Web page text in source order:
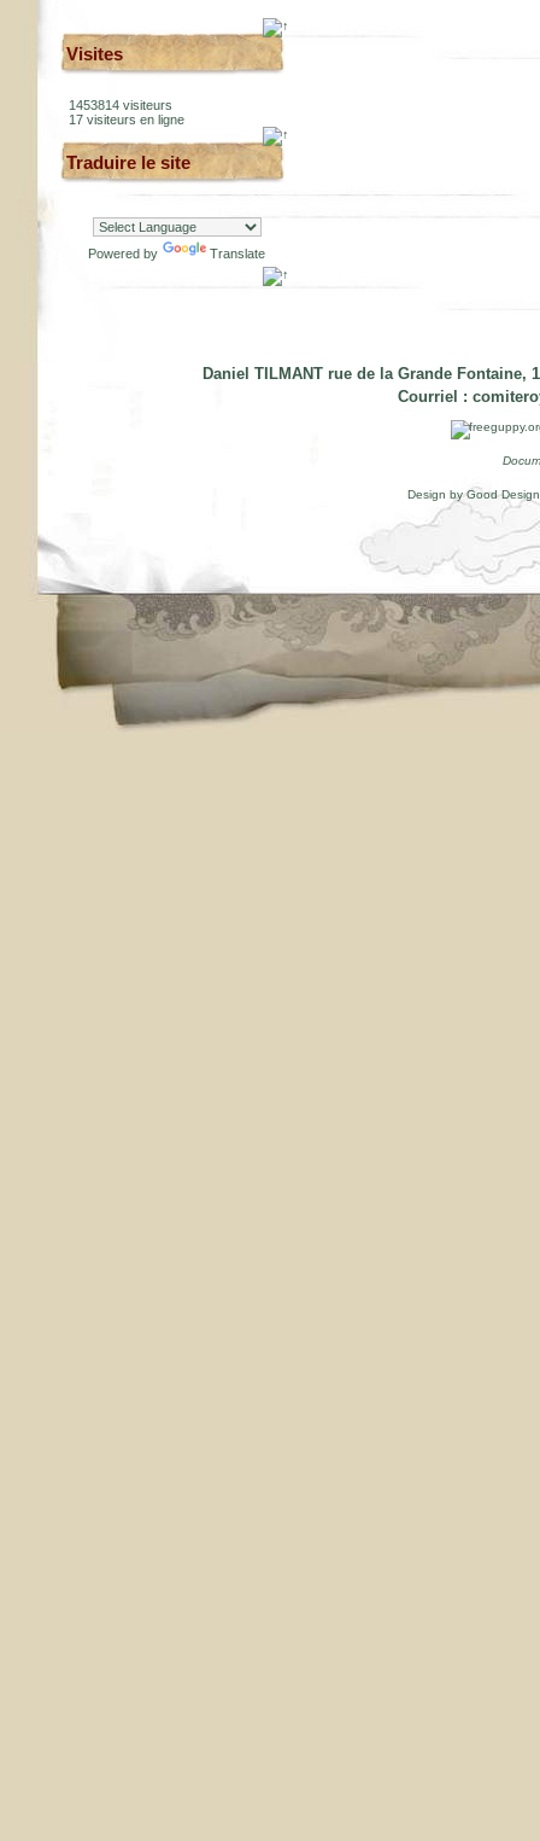
Visites
1453814 visiteurs
17 visiteurs en ligne
Traduire le site
Powered by Translate
Daniel TILMANT rue de la Grande Fontaine,
Courriel :
Design by Good